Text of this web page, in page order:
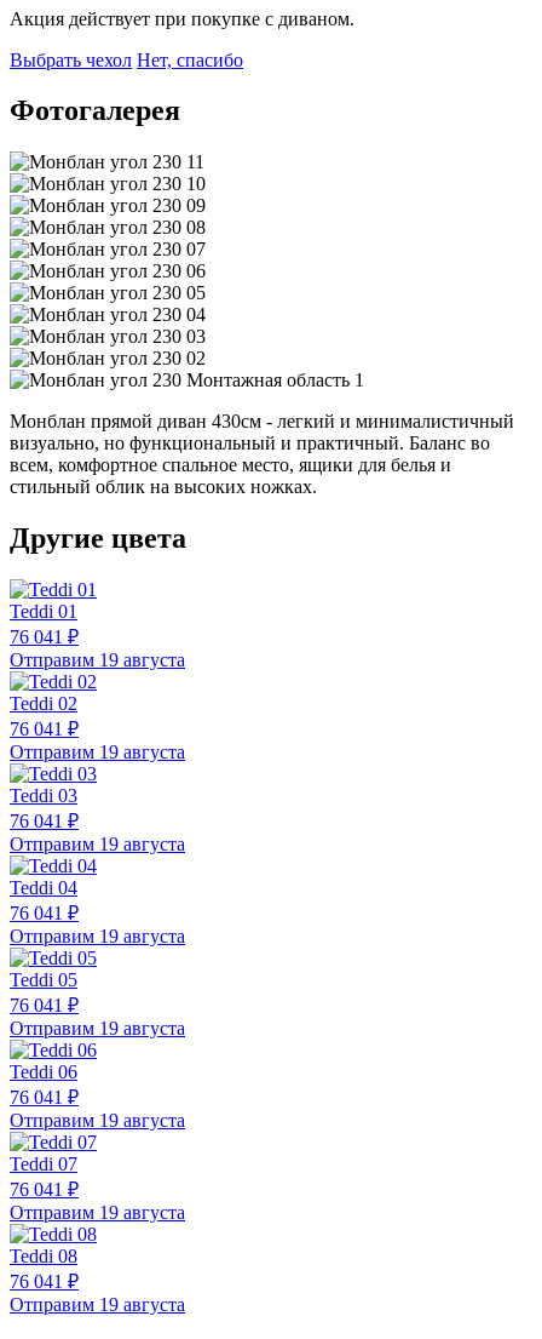
Акция действует при покупке с диваном.
Выбрать чехол Нет, спасибо
Фотогалерея
Монблан прямой диван 430см - легкий и минималистичный
визуально, но функциональный и практичный. Баланс во
всем, комфортное спальное место, ящики для белья и
стильный облик на высоких ножках.
Другие цвета
Teddi 01
76 041 ₽
Отправим 19 августа
Teddi 02
76 041 ₽
Отправим 19 августа
Teddi 03
76 041 ₽
Отправим 19 августа
Teddi 04
76 041 ₽
Отправим 19 августа
Teddi 05
76 041 ₽
Отправим 19 августа
Teddi 06
76 041 ₽
Отправим 19 августа
Teddi 07
76 041 ₽
Отправим 19 августа
Teddi 08
76 041 ₽
Отправим 19 августа